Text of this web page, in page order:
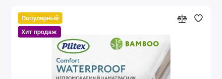
Популярный
Хит продаж